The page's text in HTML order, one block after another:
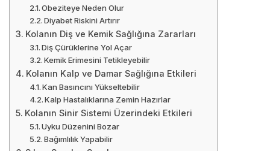
Obeziteye Neden Olur
Diyabet Riskini Artırır
Kolanın Diş ve Kemik Sağlığına Zararları
Diş Çürüklerine Yol Açar
Kemik Erimesini Tetikleyebilir
Kolanın Kalp ve Damar Sağlığına Etkileri
Kan Basıncını Yükseltebilir
Kalp Hastalıklarına Zemin Hazırlar
Kolanın Sinir Sistemi Üzerindeki Etkileri
Uyku Düzenini Bozar
Bağımlılık Yapabilir